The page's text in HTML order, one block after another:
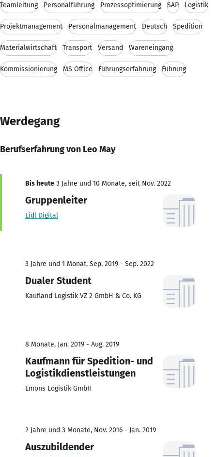
Teamleitung Personalführung Prozessoptimierung SAP Logistik
Projektmanagement Personalmanagement Deutsch Spedition
Materialwirtschaft Transport Versand Wareneingang
Kommissionierung MS Office Führungserfahrung Führung
Werdegang
Berufserfahrung von Leo May
Bis heute 3 Jahre und 10 Monate, seit Nov. 2022
Gruppenleiter
Lidl Digital
3 Jahre und 1 Monat, Sep. 2019 - Sep. 2022
Dualer Student
Kaufland Logistik VZ 2 GmbH & Co. KG
8 Monate, Jan. 2019 - Aug. 2019
Kaufmann für Spedition- und
Logistikdienstleistungen
Emons Logistik GmbH
2 Jahre und 3 Monate, Nov. 2016 - Jan. 2019
Auszubildender